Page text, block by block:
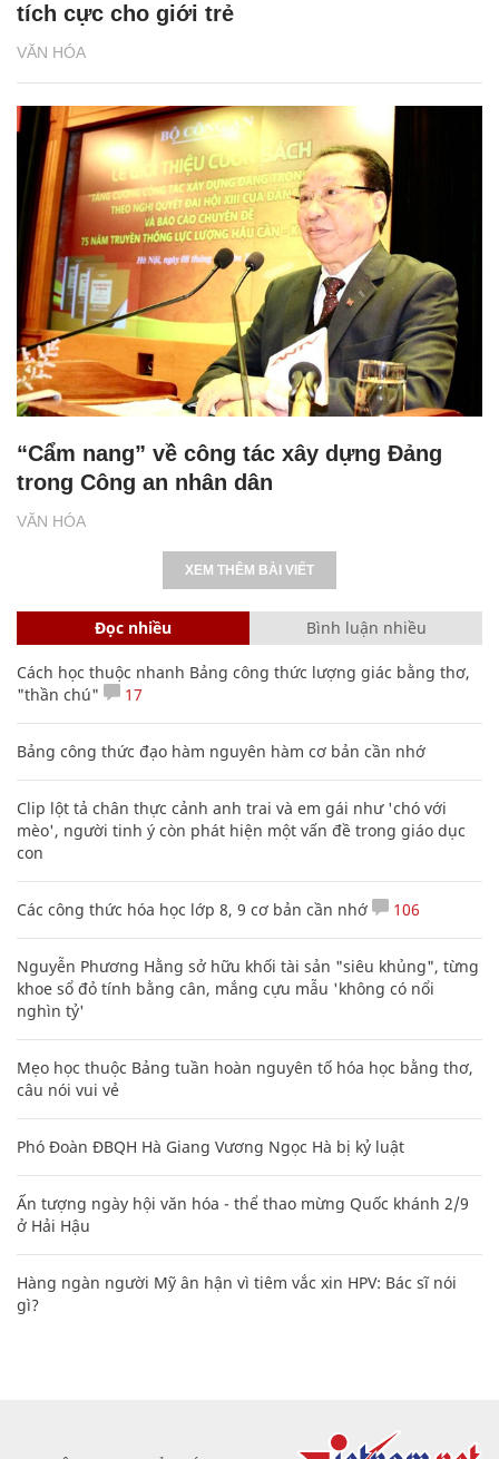
VĂN HÓA
tích cực cho giới trẻ
VĂN HÓA
“Cẩm nang” về công tác xây dựng Đảng
trong Công an nhân dân
XEM THÊM BÀI VIẾT
Đọc nhiều Bình luận nhiều
Cách học thuộc nhanh Bảng công thức lượng giác bằng thơ,
"thần chú"
17
Bảng công thức đạo hàm nguyên hàm cơ bản cần nhớ
Clip lột tả chân thực cảnh anh trai và em gái như 'chó với
mèo', người tinh ý còn phát hiện một vấn đề trong giáo dục
con
Các công thức hóa học lớp 8, 9 cơ bản cần nhớ 106
Nguyễn Phương Hằng sở hữu khối tài sản "siêu khủng", từng
khoe sổ đỏ tính bằng cân, mắng cựu mẫu 'không có nổi
nghìn tỷ'
Mẹo học thuộc Bảng tuần hoàn nguyên tố hóa học bằng thơ,
câu nói vui vẻ
Phó Đoàn ĐBQH Hà Giang Vương Ngọc Hà bị kỷ luật
Ấn tượng ngày hội văn hóa - thể thao mừng Quốc khánh 2/9
ở Hải Hậu
Hàng ngàn người Mỹ ân hận vì tiêm vắc xin HPV: Bác sĩ nói
gì?